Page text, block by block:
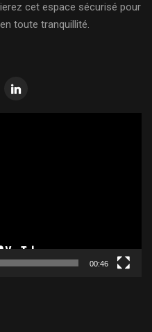
cet espace sécurisé pour
toute tranquillité.
00:46